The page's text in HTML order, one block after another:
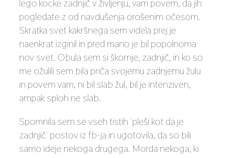
lego kocke zadnjič v življenju, vam povem, da jih
pogledate z od navdušenja orošenim očesom.
Skratka svet kakršnega sem videla prej je
naenkrat izginil in pred mano je bil popolnoma
nov svet. Obula sem si škornje, zadnjič, in ko so
me ožulili sem bila priča svojemu zadnjemu žulu
in povem vam, ni bil slab žul, bil je intenziven,
ampak sploh ne slab.
Spomnila sem se vseh tistih ´pleši kot da je
zadnjič´ postov iz fb-ja in ugotovila, da so bili
samo ideje nekoga drugega. Morda nekoga, ki